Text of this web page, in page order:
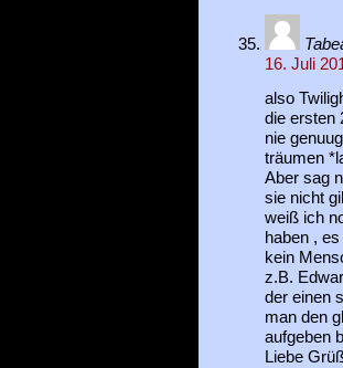
16. Juli
also
die ersten
nie
träumen
Aber sag
sie nicht
weiß ich
haben ,
kein
z.B.
der einen
man den
aufgeben
Liebe